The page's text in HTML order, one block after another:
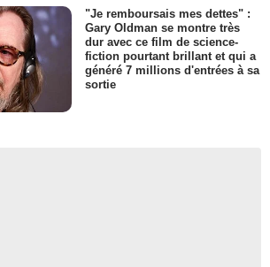
"Je remboursais mes dettes" :
Gary Oldman se montre très
dur avec ce film de science-
fiction pourtant brillant et qui a
généré 7 millions d'entrées à sa
sortie